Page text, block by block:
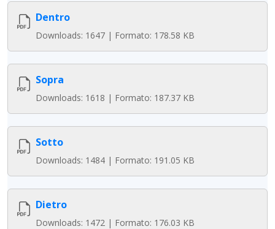
Dentro
Downloads: 1647 | Formato: 178.58 KB
Sopra
Downloads: 1618 | Formato: 187.37 KB
Sotto
Downloads: 1484 | Formato: 191.05 KB
Dietro
Downloads: 1472 | Formato: 176.03 KB